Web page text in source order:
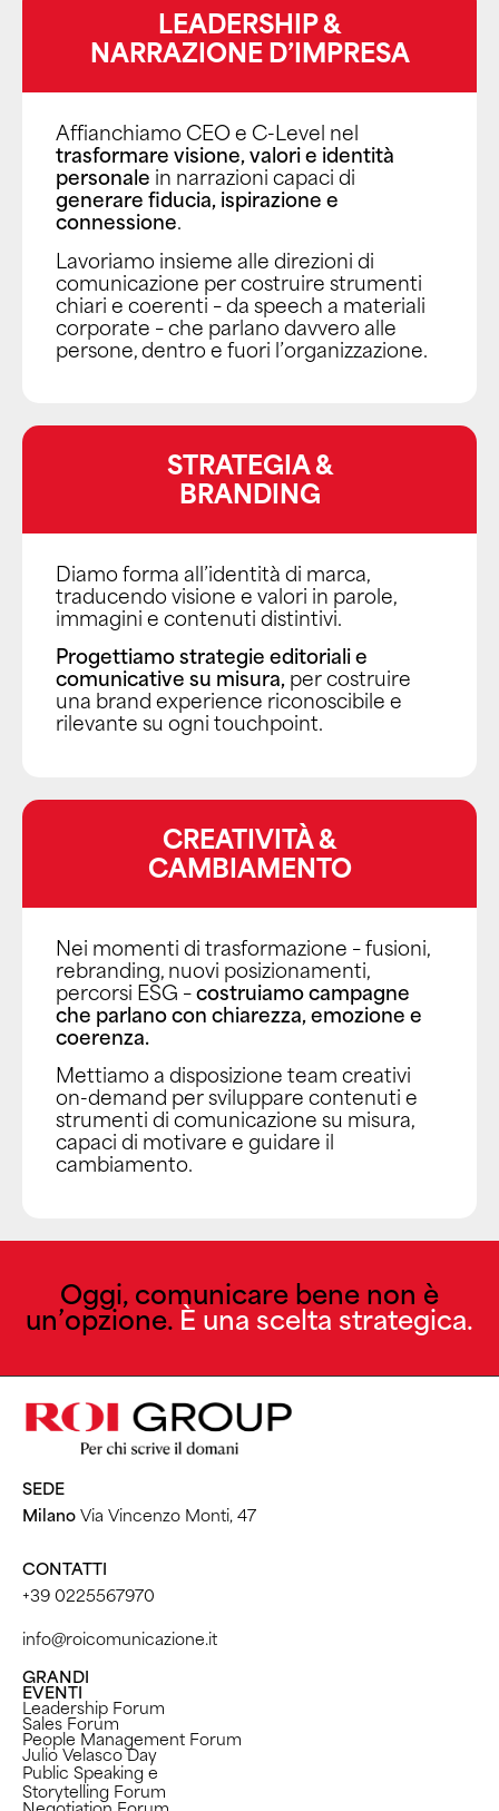
LEADERSHIP &
NARRAZIONE D’IMPRESA
Affianchiamo CEO e C-Level nel
trasformare visione, valori e identità
personale in narrazioni capaci di
generare fiducia, ispirazione e
connessione.
Lavoriamo insieme alle direzioni di
comunicazione per costruire strumenti
chiari e coerenti – da speech a materiali
corporate – che parlano davvero alle
persone, dentro e fuori l’organizzazione.
STRATEGIA &
BRANDING
Diamo forma all’identità di marca,
traducendo visione e valori in parole,
immagini e contenuti distintivi.
Progettiamo strategie editoriali e
comunicative su misura,per costruire
una brand experience riconoscibile e
rilevante su ogni touchpoint.
CREATIVITÀ &
CAMBIAMENTO
Nei momenti di trasformazione – fusioni,
rebranding, nuovi posizionamenti,
percorsi ESG –costruiamo campagne
che parlano con chiarezza, emozione e
coerenza.
Mettiamo a disposizione team creativi
on-demand per sviluppare contenuti e
strumenti di comunicazione su misura,
capaci di motivare e guidare il
cambiamento.
Oggi, comunicare bene non è
un’opzione.È una scelta strategica.
SEDE
MilanoVia Vincenzo Monti, 47
CONTATTI
+39 0225567970
info@roicomunicazione.it
GRANDI
EVENTI
Leadership Forum
Sales Forum
People Management Forum
Julio Velasco Day
Public Speaking e
Storytelling Forum